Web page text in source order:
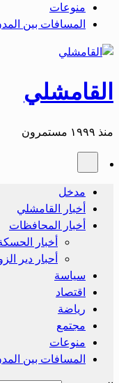
منوعات
المسافات بين
القامشلي
منذ ١٩٩٩ مستمرون
مدخل
أخبار القامشلي
أخبار المحافظات
أخبار
أحبار دير
سياسة
اقتصاد
رياضة
مجتمع
منوعات
المسافات بين